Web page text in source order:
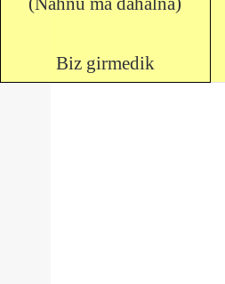
Biz girmedik